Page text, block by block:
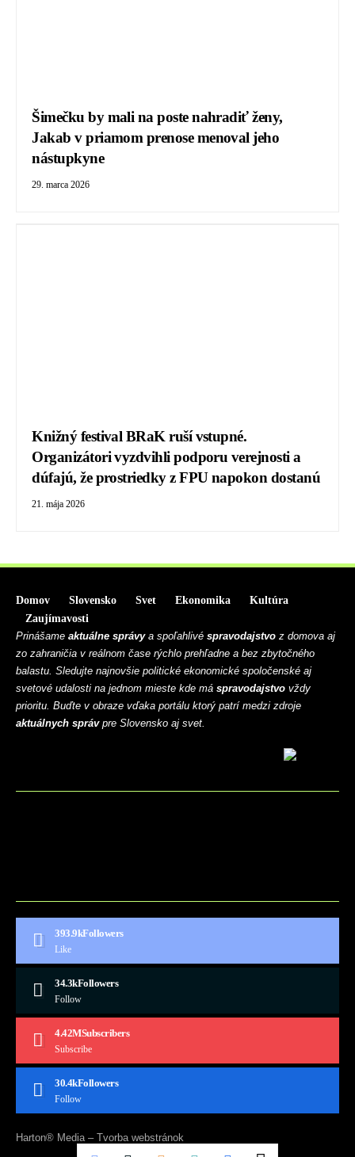
Šimečku by mali na poste nahradiť ženy,
Jakab v priamom prenose menoval jeho
nástupkyne
29. marca 2026
Knižný festival BRaK ruší vstupné.
Organizátori vyzdvihli podporu verejnosti a
dúfajú, že prostriedky z FPU napokon dostanú
21. mája 2026
Domov Slovensko Svet Ekonomika
Kultúra
Zaujímavosti
Prinášame aktuálne správya spoľahlivé spravodajstvo z domova aj
zo zahraničia v reálnom čase rýchlo prehľadne a bez zbytočného
balastu. Sledujte najnovšie politické ekonomické spoločenské aj
svetové udalosti na jednom mieste kde má spravodajstvo vždy
prioritu. Buďte v obraze vďaka portálu ktorý patrí medzi zdroje
aktuálnych správpre Slovensko aj svet.
393.9kFollowers
Like
34.3kFollowers
Follow
4.42MSubscribers
Subscribe
30.4kFollowers
Follow
Harton® Media – Tvorba webstránok